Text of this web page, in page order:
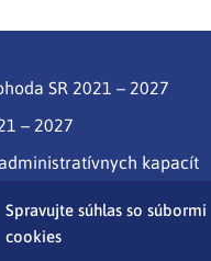
Spravujte súhlas so súbormi
cookies
SR 2021 – 2027
– 2027
kapacít